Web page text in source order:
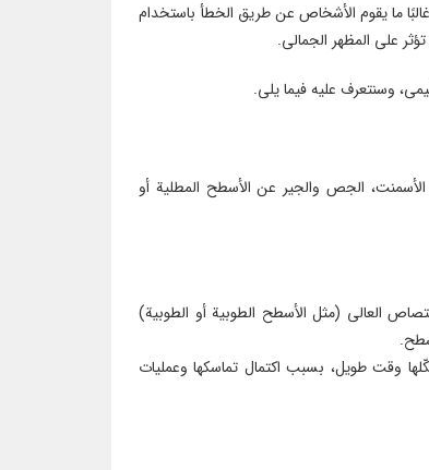
ما يقوم الأشخاص عن طريق الخطأ باستخدام
على المظهر الجمالي.
وسنتعرف عليه فيما يلي.
الجص والجير عن الأسطح المطلية أو
العالي (مثل الأسطح الطوبية أو الطوبية)
وقت طويل، بسبب اكتمال تماسكها وعمليات